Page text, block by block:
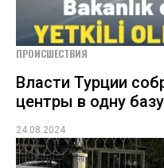
ПРОИСШЕСТВИЯ
Власти Турции
центры в одну базу
24.08.2024